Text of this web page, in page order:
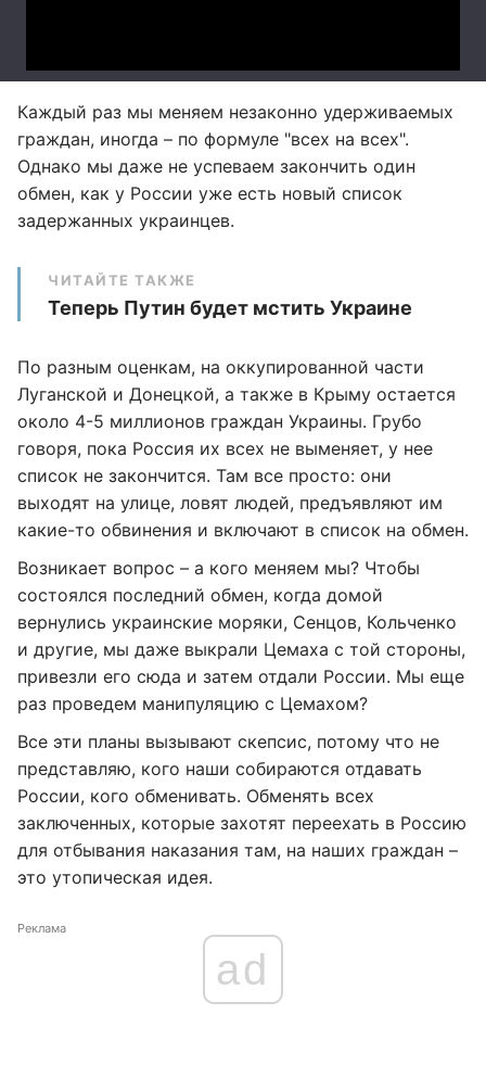
Каждый раз мы меняем незаконно удерживаемых
граждан, иногда – по формуле "всех на всех".
Однако мы даже не успеваем закончить один
обмен, как у России уже есть новый список
задержанных украинцев.
ЧИТАЙТЕ ТАКЖЕ
Теперь Путин будет мстить Украине
По разным оценкам, на оккупированной части
Луганской и Донецкой, а также в Крыму остается
около 4-5 миллионов граждан Украины. Грубо
говоря, пока Россия их всех не выменяет, у нее
список не закончится. Там все просто: они
выходят на улице, ловят людей, предъявляют им
какие-то обвинения и включают в список на обмен.
Возникает вопрос – а кого меняем мы? Чтобы
состоялся последний обмен, когда домой
вернулись украинские моряки, Сенцов, Кольченко
и другие, мы даже выкрали Цемаха с той стороны,
привезли его сюда и затем отдали России. Мы еще
раз проведем манипуляцию с Цемахом?
Все эти планы вызывают скепсис, потому что не
представляю, кого наши собираются отдавать
России, кого обменивать. Обменять всех
заключенных, которые захотят переехать в Россию
для отбывания наказания там, на наших граждан –
это утопическая идея.
Реклама
ad